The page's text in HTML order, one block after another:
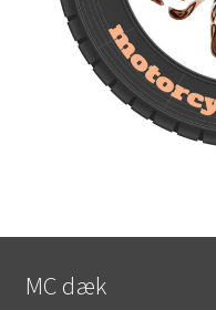
MC dæk